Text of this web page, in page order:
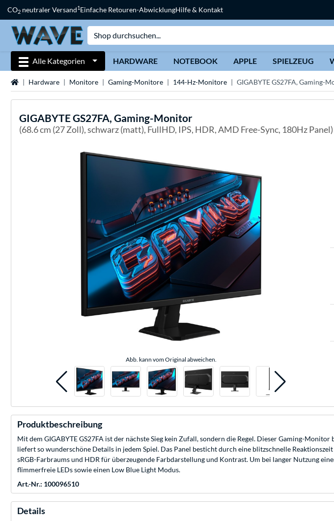
CO2 neutraler Versand1Einfache Retouren-AbwicklungHilfe & Kontakt
Alle Kategorien HARDWARE NOTEBOOK APPLE SPIELZEUG
StartseiteHardware Monitore Gaming-Monitore 144-Hz-Monitore GIGABYTE GS27FA, Gaming-
GIGABYTEGS27FA, Gaming-Monitor
(68.6 cm (27 Zoll), schwarz (matt), FullHD, IPS, HDR, AMD Free-Sync, 180Hz Panel)
Abb. kann vom Original abweichen.
Produktbeschreibung
Mit dem GIGABYTE GS27FA ist der nächste Sieg kein Zufall, sondern die Regel. Dieser Gaming-
liefert so wunderschöne Details in jedem Spiel. Das Panel besticht durch eine blitzschnelle
sRGB-Farbraums und HDR für überzeugende Farbdarstellung und Kontrast. Um bei langer Nutzung
flimmerfreie LEDs sowie einen Low Blue Light Modus.
Art.-Nr.: 100096510
Details